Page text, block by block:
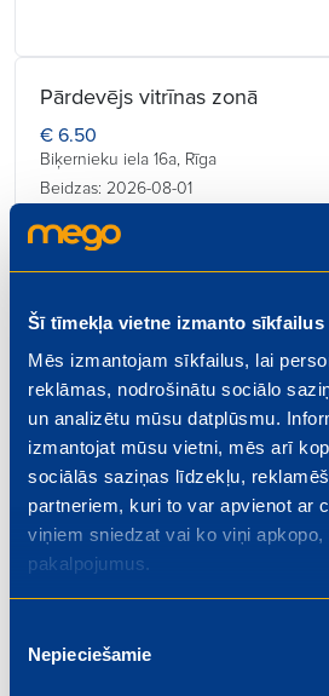
Šī tīmekļa vietne izmanto sīkfailus
Mēs izmantojam sīkfailus, lai
reklāmas, nodrošinātu sociālo
un analizētu mūsu datplūsmu.
izmantojat mūsu vietni, mēs arī
sociālās saziņas līdzekļu,
partneriem, kuri to var apvienot ar
viņiem sniedzat vai ko viņi apkopo,
pakalpojumus.
izvēle
Nepieciešamie
Pārdevējs vitrīnas zonā
€ 6.50
Biķernieku iela 16a, Rīga
Beidzas: 2026-08-01
Kulinārijas ceha vadītājs
€ 1300.00
Rīgas iela 4, Valmiera
Beidzas: 2026-08-01
€ 5.50